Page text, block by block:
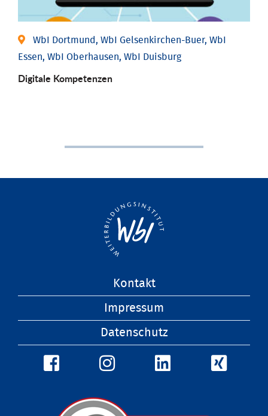
WbI Dortmund, WbI Gelsenkirchen-Buer, WbI
Essen, WbI Oberhausen, WbI Duisburg
Digitale Kompetenzen
Kontakt
Impressum
Datenschutz